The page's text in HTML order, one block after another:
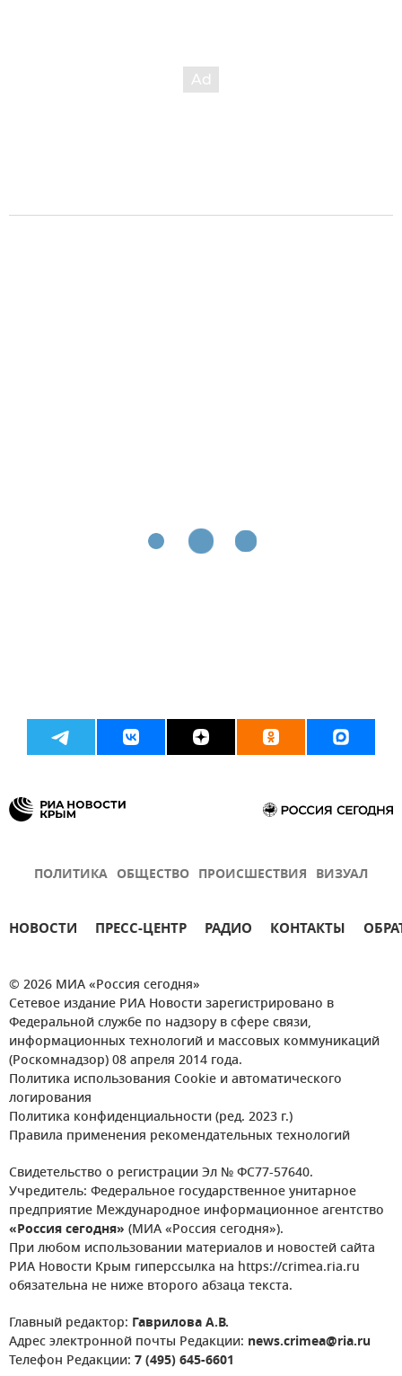
ПОЛИТИКА ОБЩЕСТВО ПРОИСШЕСТВИЯ ВИЗУАЛ
НОВОСТИ ПРЕСС-ЦЕНТР РАДИО КОНТАКТЫ
© 2026 МИА «Россия сегодня»
Сетевое издание РИА Новости зарегистрировано в
Федеральной службе по надзору в сфере связи,
информационных технологий и массовых коммуникаций
(Роскомнадзор) 08 апреля 2014 года.
Политика использования Cookie и автоматического
логирования
Политика конфиденциальности (ред. 2023 г.)
Правила применения рекомендательных технологий
Свидетельство о регистрации Эл № ФС77-57640.
Учредитель: Федеральное государственное унитарное
предприятие Международное информационное агентство
«Россия сегодня» (МИА «Россия сегодня»).
При любом использовании материалов и новостей сайта
РИА Новости Крым гиперссылка на https://crimea.ria.ru
обязательна не ниже второго абзаца текста.
Главный редактор: Гаврилова А.В.
Адрес электронной почты Редакции: news.crimea@ria.ru
Телефон Редакции: 7 (495) 645-6601